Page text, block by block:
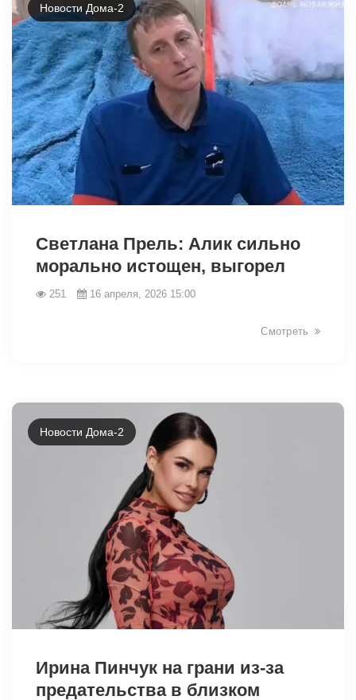
Новости Дома-2
Светлана Прель: Алик сильно
морально истощен, выгорел
251 16 апреля, 2026 15:00
Смотреть
Новости Дома-2
Ирина Пинчук на грани из-за
предательства в близком